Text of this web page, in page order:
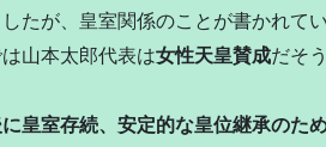
たが、皇室関係のことが書かれて
山本太郎代表は女性天皇賛成だそ
皇室存続、安定的な皇位継承のた